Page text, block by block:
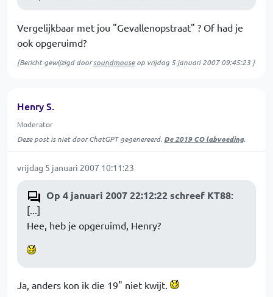
Vergelijkbaar met jou "Gevallenopstraat" ? Of had je
ook opgeruimd?
[Bericht gewijzigd doorsoundmouseop vrijdag 5 januari 2007 09:45:23 ]
Henry S.
Moderator
Deze post is niet door ChatGPT gegenereerd. De 2019 CO labvoeding.
vrijdag 5 januari 2007 10:11:23
Op 4 januari 2007 22:12:22 schreef KT88:
[...]
Hee, heb je opgeruimd, Henry?
Ja, anders kon ik die 19" niet kwijt.